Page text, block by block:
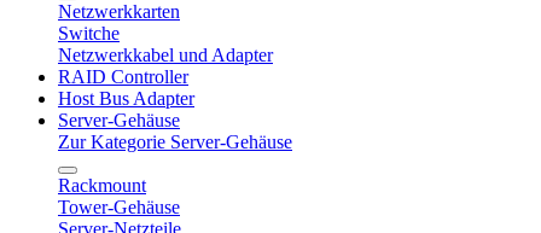
Netzwerkkarten
Switche
Netzwerkkabel und Adapter
RAID Controller
Host Bus Adapter
Server-Gehäuse
Zur Kategorie Server-Gehäuse
Rackmount
Tower-Gehäuse
Server-Netzteile